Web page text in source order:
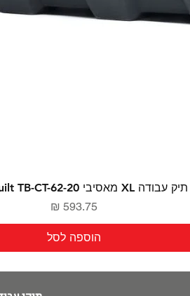
תיק עבודה XL מאסיבי ToughBuilt TB-CT-62-20
מחיר‏593.75 ‏₪
הוספה לסל